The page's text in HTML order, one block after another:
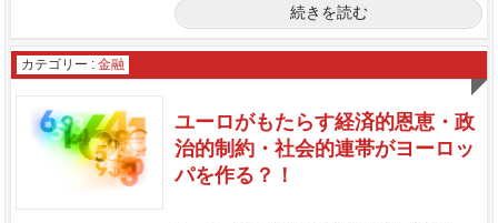
続きを読む
カテゴリー : 金融
ユーロがもたらす経済的恩恵・政
治的制約・社会的連帯がヨーロッ
パを作る？！